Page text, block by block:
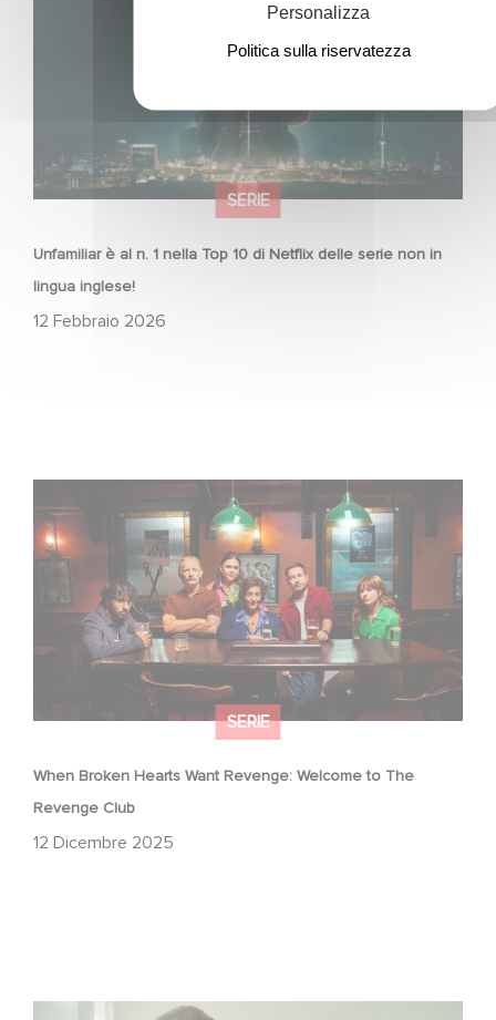
SERIE
Unfamiliar è al n. 1 nella Top 10 di Netflix delle serie non in
lingua inglese!
12 Febbraio 2026
SERIE
When Broken Hearts Want Revenge: Welcome to The
Revenge Club
12 Dicembre 2025
When Broken Hearts Want Revenge: Welcome to The
Revenge Club
Between power, secrets, and manipulation, discover
Personalizza
Politica sulla riservatezza